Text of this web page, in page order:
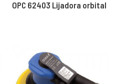
OPC 62403 Lijadora orbital